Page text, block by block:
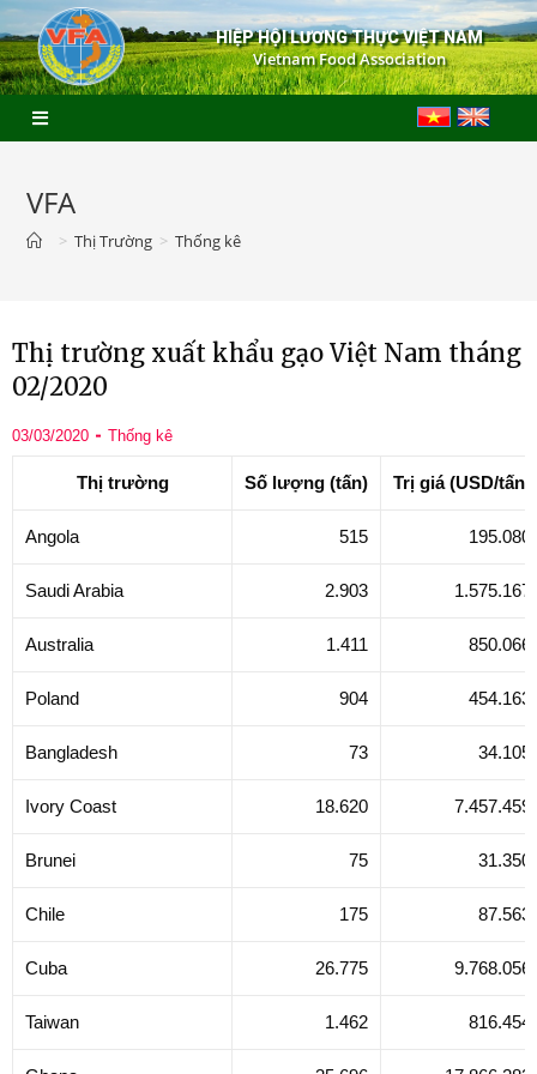
HIỆP HỘI LƯƠNG THỰC VIỆT NAM
Vietnam Food Association
VFA
> Thị Trường > Thống kê
Thị trường xuất khẩu gạo Việt Nam tháng
02/2020
03/03/2020 Thống kê
Thị trường Số lượng (tấn) Trị giá(USD/tấn)
Angola 515 195.080
Saudi Arabia 2.903 1.575.167
Australia 1.411 850.066
Poland 904 454.163
Bangladesh 73 34.105
Ivory Coast 18.620 7.457.459
Brunei 75 31.350
Chile 175 87.563
Cuba 26.775 9.768.056
Taiwan 1.462 816.454